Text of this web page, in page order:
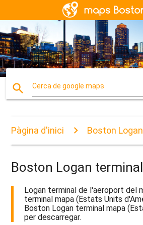
search Cerca de google maps
Pàgina d'inici Boston
Boston Logan
Logan terminal de l'aeroport del
terminal mapa (Estats Units
Boston Logan terminal mapa
per descarregar.